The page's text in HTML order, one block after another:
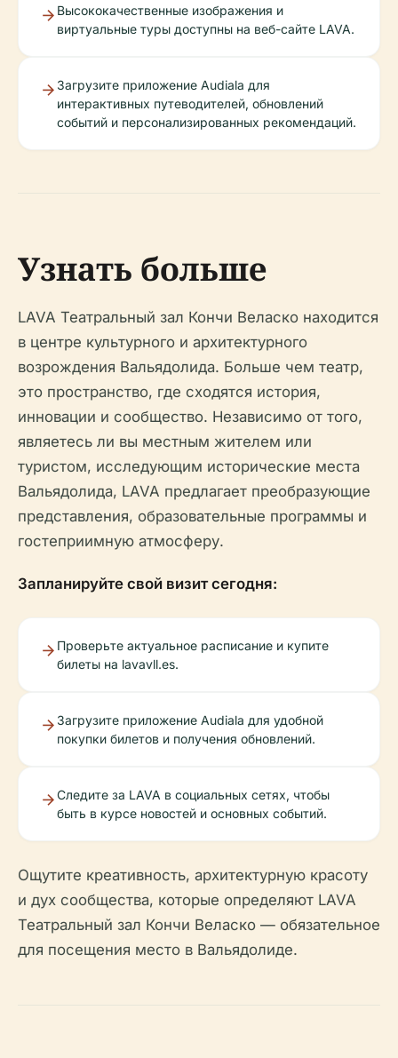
Высококачественные изображения и
виртуальные туры доступны на веб-сайте LAVA.
Загрузите приложение Audiala для
интерактивных путеводителей, обновлений
событий и персонализированных рекомендаций.
Узнать больше
LAVA Театральный зал Кончи Веласко находится
в центре культурного и архитектурного
возрождения Вальядолида. Больше чем театр,
это пространство, где сходятся история,
инновации и сообщество. Независимо от того,
являетесь ли вы местным жителем или
туристом, исследующим исторические места
Вальядолида, LAVA предлагает преобразующие
представления, образовательные программы и
гостеприимную атмосферу.
Запланируйте свой визит сегодня:
Проверьте актуальное расписание и купите
билеты на lavavll.es.
Загрузите приложение Audiala для удобной
покупки билетов и получения обновлений.
Следите за LAVA в социальных сетях, чтобы
быть в курсе новостей и основных событий.
Ощутите креативность, архитектурную красоту
и дух сообщества, которые определяют LAVA
Театральный зал Кончи Веласко — обязательное
для посещения место в Вальядолиде.